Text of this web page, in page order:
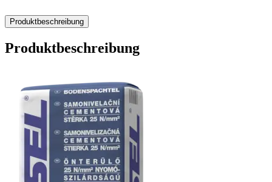
Produktbeschreibung
Produktbeschreibung